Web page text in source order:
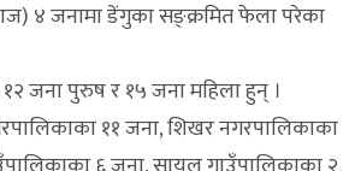
४ जनामा डेंगुका सङ्क्रमित फेला परेका
जना पुरुष र १५ जना महिला हुन् ।
११ जना, शिखर नगरपालिकाका